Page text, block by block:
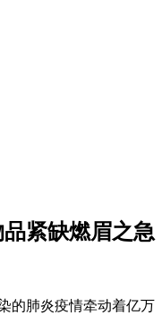
紧缺燃眉之急
的肺炎疫情牵动着亿万